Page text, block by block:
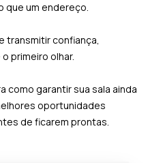
que um endereço.
transmitir confiança,
primeiro olhar.
como garantir sua sala ainda
oportunidades
de ficarem prontas.